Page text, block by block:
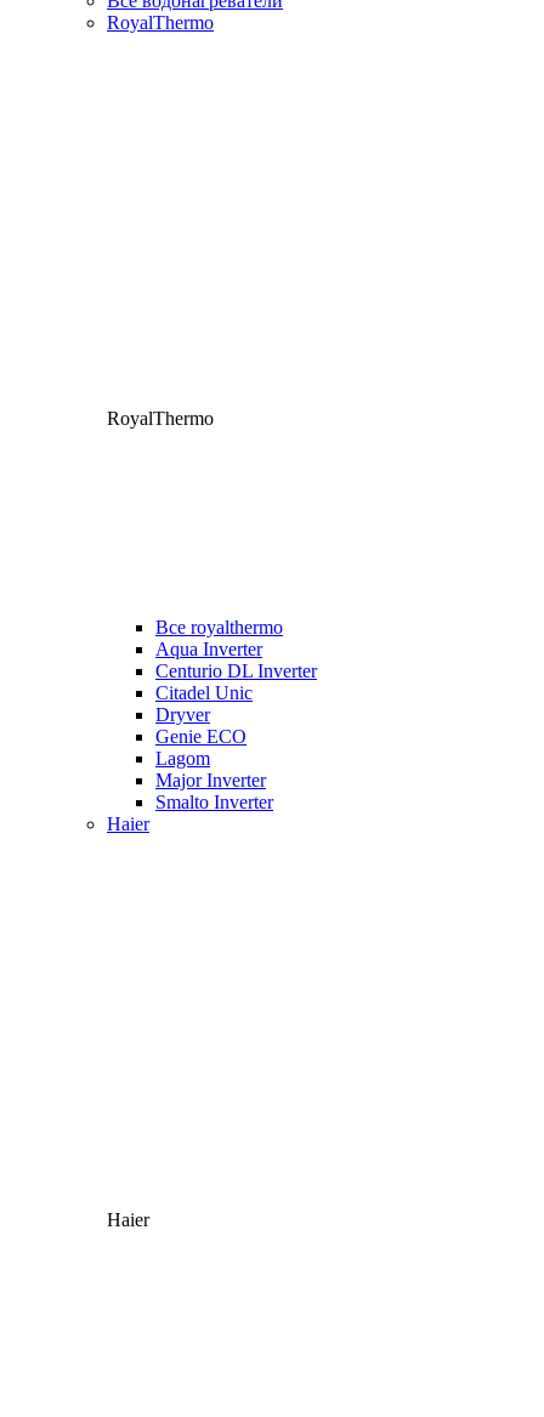
RoyalThermo
RoyalThermo
Все royalthermo
Aqua Inverter
Centurio DL Inverter
Citadel Unic
Dryver
Genie ECO
Lagom
Major Inverter
Smalto Inverter
Haier
Haier